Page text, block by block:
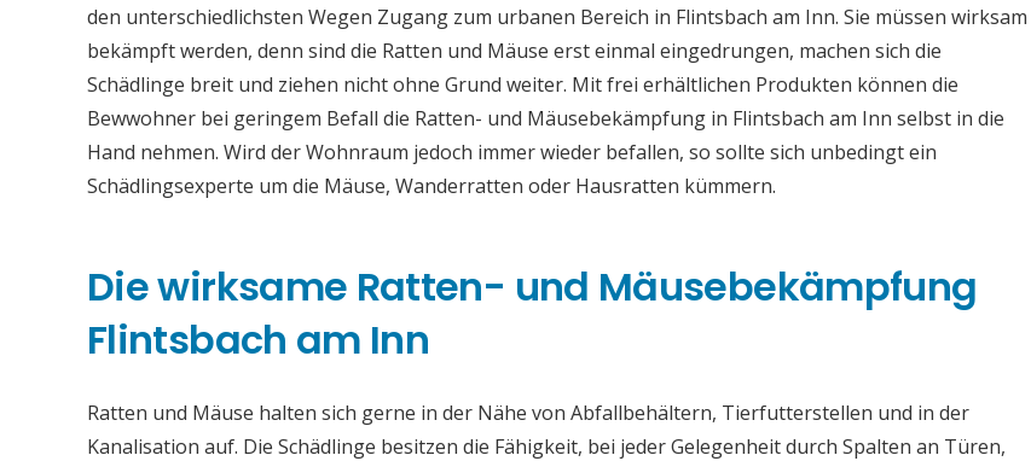
den unterschiedlichsten Wegen Zugang zum urbanen Bereich in Flintsbach am Inn. Sie müssen wirksam
bekämpft werden, denn sind die Ratten und Mäuse erst einmal eingedrungen, machen sich die
Schädlinge breit und ziehen nicht ohne Grund weiter. Mit frei erhältlichen Produkten können die
Bewwohner bei geringem Befall die Ratten- und Mäusebekämpfung in Flintsbach am Inn selbst in die
Hand nehmen. Wird der Wohnraum jedoch immer wieder befallen, so sollte sich unbedingt ein
Schädlingsexperte um die Mäuse, Wanderratten oder Hausratten kümmern.
Die wirksame Ratten- und Mäusebekämpfung
Flintsbach am Inn
Ratten und Mäuse halten sich gerne in der Nähe von Abfallbehältern, Tierfutterstellen und in der
Kanalisation auf. Die Schädlinge besitzen die Fähigkeit, bei jeder Gelegenheit durch Spalten an Türen,